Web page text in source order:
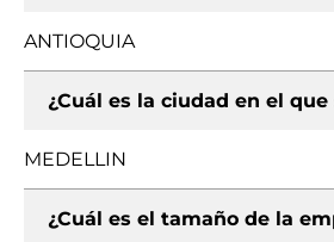
ANTIOQUIA
¿Cuál es la ciudad en el
MEDELLIN
¿Cuál es el tamaño de la